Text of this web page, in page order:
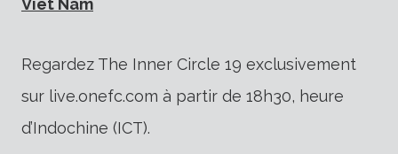
Viêt Nam
Regardez The Inner Circle 19 exclusivement
sur live.onefc.com à partir de 18h30, heure
d’Indochine (ICT).